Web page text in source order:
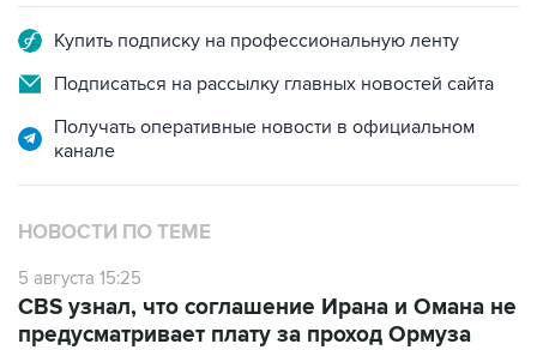
Купить подписку на профессиональную ленту
Подписаться на рассылку главных новостей сайта
Получать оперативные новости в официальном
канале
НОВОСТИ ПО ТЕМЕ
5 августа 15:25
CBS узнал, что соглашение Ирана и Омана не
предусматривает плату за проход Ормуза